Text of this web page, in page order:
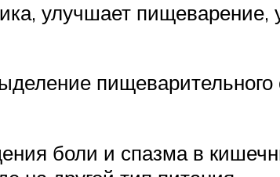
улучшает пищеварение,
пищеварительного
боли и спазма в